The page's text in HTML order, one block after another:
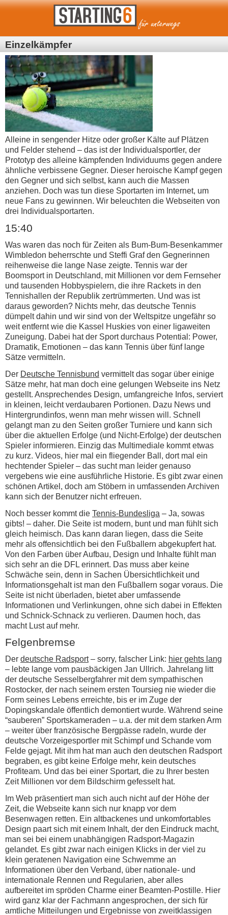
Einzelkämpfer
Alleine in sengender Hitze oder großer Kälte auf Plätzen
und Felder stehend – das ist der Individualsportler, der
Prototyp des alleine kämpfenden Individuums gegen andere
ähnliche verbissene Gegner. Dieser heroische Kampf gegen
den Gegner und sich selbst, kann auch die Massen
anziehen. Doch was tun diese Sportarten im Internet, um
neue Fans zu gewinnen. Wir beleuchten die Webseiten von
drei Individualsportarten.
15:40
Was waren das noch für Zeiten als Bum-Bum-Besenkammer
Wimbledon beherrschte und Steffi Graf den Gegnerinnen
reihenweise die lange Nase zeigte. Tennis war der
Boomsport in Deutschland, mit Millionen vor dem Fernseher
und tausenden Hobbyspielern, die ihre Rackets in den
Tennishallen der Republik zertrümmerten. Und was ist
daraus geworden? Nichts mehr, das deutsche Tennis
dümpelt dahin und wir sind von der Weltspitze ungefähr so
weit entfernt wie die Kassel Huskies von einer ligaweiten
Zuneigung. Dabei hat der Sport durchaus Potential: Power,
Dramatik, Emotionen – das kann Tennis über fünf lange
Sätze vermitteln.
Der Deutsche Tennisbund vermittelt das sogar über einige
Sätze mehr, hat man doch eine gelungen Webseite ins Netz
gestellt. Ansprechendes Design, umfangreiche Infos, serviert
in kleinen, leicht verdaubaren Portionen. Dazu News und
Hintergrundinfos, wenn man mehr wissen will. Schnell
gelangt man zu den Seiten großer Turniere und kann sich
über die aktuellen Erfolge (und Nicht-Erfolge) der deutschen
Spieler informieren. Einzig das Multimediale kommt etwas
zu kurz. Videos, hier mal ein fliegender Ball, dort mal ein
hechtender Spieler – das sucht man leider genauso
vergebens wie eine ausführliche Historie. Es gibt zwar einen
schönen Artikel, doch am Stöbern in umfassenden Archiven
kann sich der Benutzer nicht erfreuen.
Noch besser kommt die Tennis-Bundesliga – Ja, sowas
gibts! – daher. Die Seite ist modern, bunt und man fühlt sich
gleich heimisch. Das kann daran liegen, dass die Seite
mehr als offensichtlich bei den Fußballern abgekupfert hat.
Von den Farben über Aufbau, Design und Inhalte fühlt man
sich sehr an die DFL erinnert. Das muss aber keine
Schwäche sein, denn in Sachen Übersichtlichkeit und
Informationsgehalt ist man den Fußballern sogar voraus. Die
Seite ist nicht überladen, bietet aber umfassende
Informationen und Verlinkungen, ohne sich dabei in Effekten
und Schnick-Schnack zu verlieren. Daumen hoch, das
macht Lust auf mehr.
Felgenbremse
Der deutsche Radsport– sorry, falscher Link: hier gehts lang
– lebte lange vom pausbäckigen Jan Ullrich. Jahrelang litt
der deutsche Sesselbergfahrer mit dem sympathischen
Rostocker, der nach seinem ersten Toursieg nie wieder die
Form seines Lebens erreichte, bis er im Zuge der
Dopingskandale öffentlich demontiert wurde. Während seine
“sauberen” Sportskameraden – u.a. der mit dem starken Arm
– weiter über französische Bergpässe radeln, wurde der
deutsche Vorzeigesportler mit Schimpf und Schande vom
Felde gejagt. Mit ihm hat man auch den deutschen Radsport
begraben, es gibt keine Erfolge mehr, kein deutsches
Profiteam. Und das bei einer Sportart, die zu Ihrer besten
Zeit Millionen vor dem Bildschirm gefesselt hat.
Im Web präsentiert man sich auch nicht auf der Höhe der
Zeit, die Webseite kann sich nur knapp vor dem
Besenwagen retten. Ein altbackenes und unkomfortables
Design paart sich mit einem Inhalt, der den Eindruck macht,
man sei bei einem unabhängigen Radsport-Magazin
gelandet. Es gibt zwar nach einigen Klicks in der viel zu
klein geratenen Navigation eine Schwemme an
Informationen über den Verband, über nationale- und
internationale Rennen und Regularien, aber alles
aufbereitet im spröden Charme einer Beamten-Postille. Hier
wird ganz klar der Fachmann angesprochen, der sich für
amtliche Mitteilungen und Ergebnisse von zweitklassigen